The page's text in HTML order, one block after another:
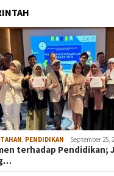
PENDIDIKAN September 25,
terhadap Pendidikan;